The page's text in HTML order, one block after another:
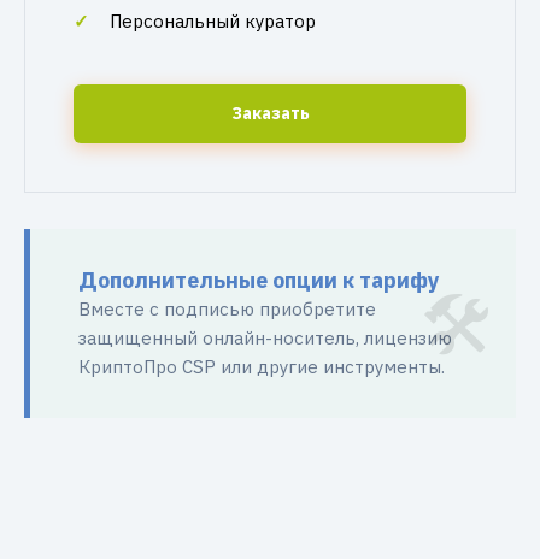
Персональный куратор
Заказать
Дополнительные опции к тарифу
Вместе с подписью приобретите
защищенный онлайн-носитель, лицензию
КриптоПро CSP или другие инструменты.